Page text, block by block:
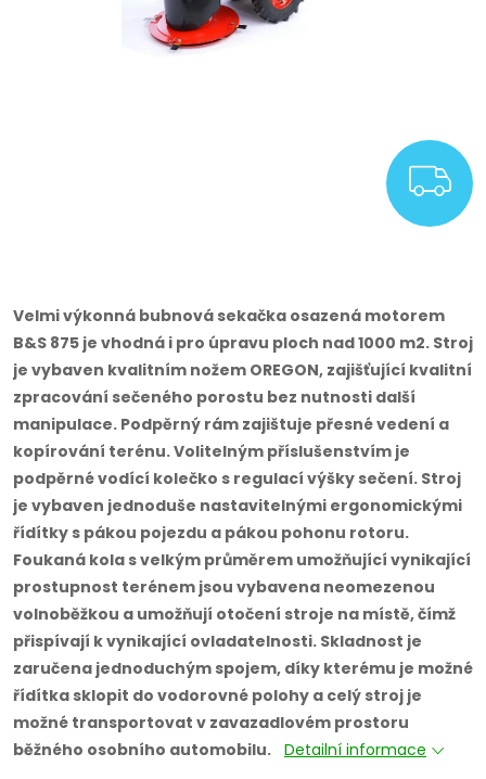
Velmi výkonná bubnová sekačka osazená motorem
B&S 875 je vhodná i pro úpravu ploch nad 1000 m2. Stroj
je vybaven kvalitním nožem OREGON, zajišťující kvalitní
zpracování sečeného porostu bez nutnosti další
manipulace. Podpěrný rám zajištuje přesné vedení a
kopírování terénu. Volitelným příslušenstvím je
podpěrné vodící kolečko s regulací výšky sečení. Stroj
je vybaven jednoduše nastavitelnými ergonomickými
řídítky s pákou pojezdu a pákou pohonu rotoru.
Foukaná kola s velkým průměrem umožňující vynikající
prostupnost terénem jsou vybavena neomezenou
volnoběžkou a umožňují otočení stroje na místě, čímž
přispívají k vynikající ovladatelnosti. Skladnost je
zaručena jednoduchým spojem, díky kterému je možné
řídítka sklopit do vodorovné polohy a celý stroj je
možné transportovat v zavazadlovém prostoru
běžného osobního automobilu. Detailní informace